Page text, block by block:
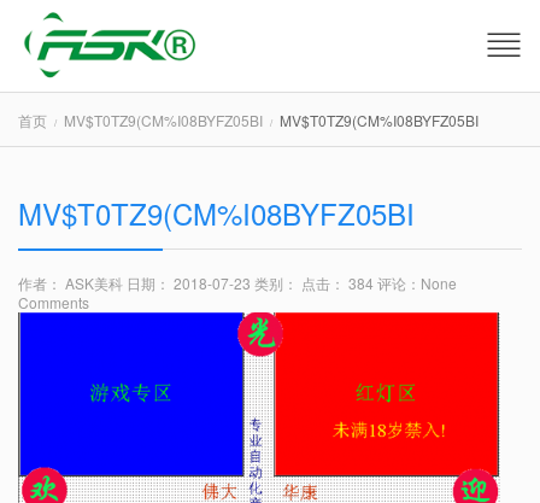
首页 MV$T0TZ9(CM%I08BYFZ05BI MV$T0TZ9(CM%I08BYFZ05BI
MV$T0TZ9(CM%I08BYFZ05BI
作者： ASK美科 日期： 2018-07-23 类别： 点击： 384 评论： None
Comments